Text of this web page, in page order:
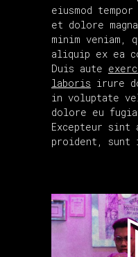
eiusmod
et dolore
minim veniam,
aliquip ex ea
Duis aute
laboris irure
in voluptate
dolore eu
Excepteur sint
proident, sunt